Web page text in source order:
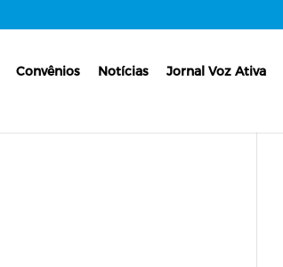
Convênios Notícias Jornal Voz Ativa